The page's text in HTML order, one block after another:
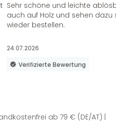
Sehr schöne und leichte
auch auf Holz und sehen
wieder bestellen.
24.07.2026
Verifizierte Bewertung
ab 79 € (DE/AT) |